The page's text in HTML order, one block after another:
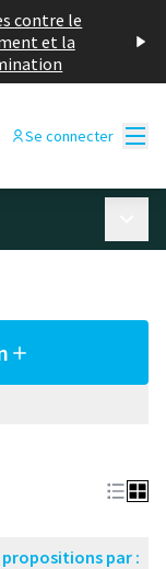
contre le
et la
Se connecter
propositions par :